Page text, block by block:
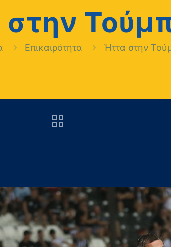
Επικαιρότητα Ήττα στην